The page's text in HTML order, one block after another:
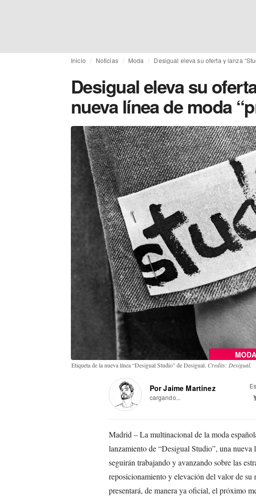
Inicio Noticias Moda Desigual eleva su oferta y lanza
Desigual eleva su
nueva línea de moda
MODA
Etiqueta de la nueva línea “Desigual Studio” de Desigual. Credits: Desigual.
Por Jaime Martinez
cargando...
Madrid – La multinacional de la moda
lanzamiento de “Desigual Studio”, una
seguirán trabajando y avanzando sobre las
reposicionamiento y elevación del valor de su
presentará, de manera ya oficial, el próximo